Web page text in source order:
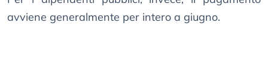
avviene generalmente per intero a giugno.